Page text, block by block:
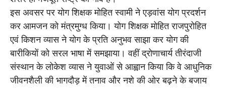
इस अवसर पर योग शिक्षक मोहित स्वामी ने एड़वांस योग प्रदर्शन
कर आमजन को मंत्रमुग्ध किया। योग शिक्षक मोहित राजपुरोहित
एवं किशन व्यास ने योग के प्रति अनुभव साझा कर योग की
बारीकियों को सरल भाषा में समझाया। वहीं द्रोणाचार्य तीरंदाजी
संस्थान के लोकेश व्यास ने युवाओं से आह्वान किया कि वे आधुनिक
जीवनशैली की भागदौड़ में तनाव और नशे की ओर बढ़ने के बजाय